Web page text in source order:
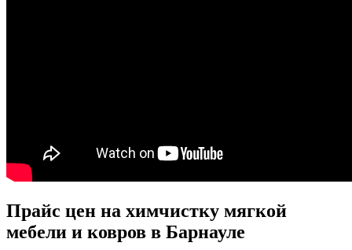
Прайс цен на химчистку мягкой
мебели и ковров в Барнауле